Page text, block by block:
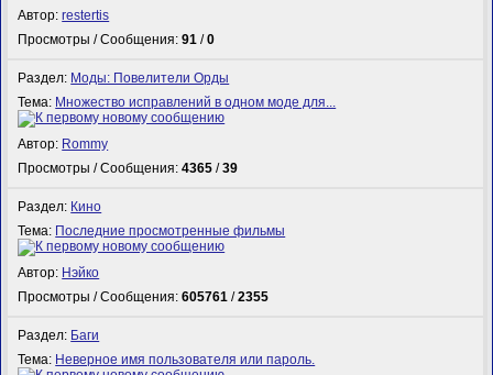
Автор:restertis
Просмотры / Сообщения:91 /0
Раздел: Моды: Повелители Орды
Тема: Множество исправлений в одном моде для...
Автор: Rommy
Просмотры / Сообщения:4365 /39
Раздел: Кино
Тема: Последние просмотренные фильмы
Автор: Нэйко
Просмотры / Сообщения:605761 /2355
Раздел: Баги
Тема: Неверное имя пользователя или пароль.